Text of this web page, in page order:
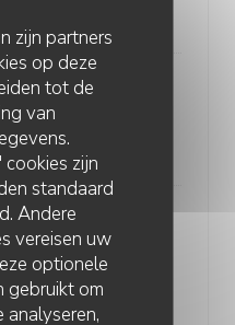
zijn partners
op deze
tot de
van
zijn
standaard
Andere
vereisen uw
optionele
gebruikt om
with zucchini
nuts
olives, watermelon,
onions